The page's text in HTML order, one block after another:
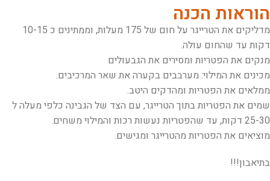
הוראות הכנה
מדליקים את הטרייגר על חום של 175 מעלות, וממתינים כ 10-15
דקות עד שהחום עולה.
מנקים את הפטריות ומסירים את הגבעולים
מכינים את המילוי: מערבבים בקערה את שאר המרכיבים.
ממלאים את הפטריות ומהדקים היטב.
שמים את הפטריות בתוך הטרייגר, עם הצד של הגבינה כלפי מעלה ל
25-30 דקות, עד שהפטריות נעשות רכות והמילוי משחים.
מוציאים את הפטריות מהטרייגר ומגישים.
בתיאבון!!!